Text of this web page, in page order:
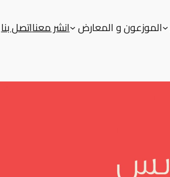
الموزعون و المعارض انشر معنااتصل بنا